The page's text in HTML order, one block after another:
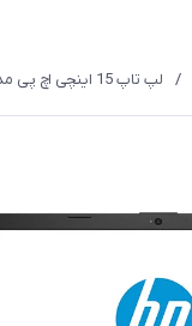
/ لپ تاپ 15 اینچی اچ پی مدل DA0082 - D